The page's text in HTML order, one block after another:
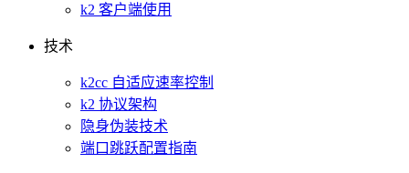
k2 客户端使用
技术
k2cc 自适应速率控制
k2 协议架构
隐身伪装技术
端口跳跃配置指南